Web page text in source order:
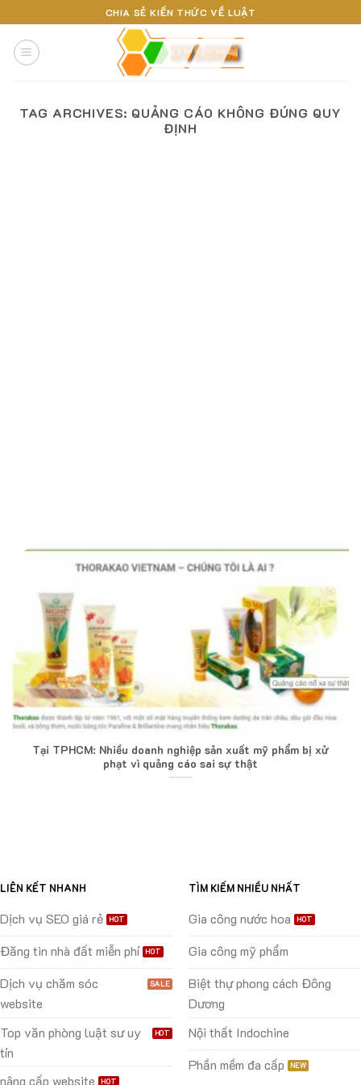
to
content
CHIA SẺ KIẾN THỨC VỀ LUẬT
TAG ARCHIVES: QUẢNG CÁO KHÔNG ĐÚNG QUY
ĐỊNH
Tại TPHCM: Nhiều doanh nghiệp sản xuất mỹ phẩm bị xử
phạt vì quảng cáo sai sự thật
LIÊN KẾT NHANH
Dịch vụ SEO giá rẻ
Đăng tin nhà đất miễn phí
Dịch vụ chăm sóc
website
Top văn phòng luật sư uy
tín
nâng cấp website
TÌM KIẾM NHIỀU NHẤT
Gia công nước hoa
Gia công mỹ phẩm
Biệt thự phong cách Đông
Dương
Nội thất Indochine
Phần mềm đa cấp